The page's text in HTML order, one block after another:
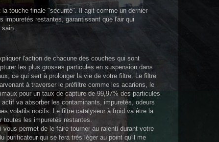
la touche finale "sécurité". Il agit comme un dernier
impuretés restantes, garantissant que l'air qui
sain.
l'action de chacune des couches qui sont
les plus grosses particules en suspension dans
ce qui sert à prolonger la vie de votre filtre. Le filtre
à traverser le préfiltre comme les acariens, le
pour un taux de capture de 99,97% des particules
va absorber les contaminants, impuretés, odeurs
volatils nocifs. Le filtre catalyseur à froid va être la
toutes les impuretés restantes.
permet de le faire tourner au ralenti durant votre
purificateur qui se fera très léger au point qu'il me